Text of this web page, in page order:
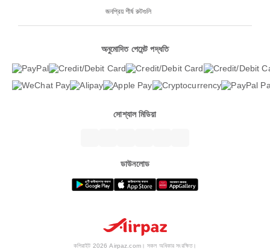
জনপ্রিয় শীর্ষ রুটগুলি
অনুমোদিত পেমেন্ট পদ্ধতি
সোশ্যাল মিডিয়া
ডাউনলোড
কপিরাইট 2026 Airpaz.com। সকল অধিকার সংরক্ষিত।